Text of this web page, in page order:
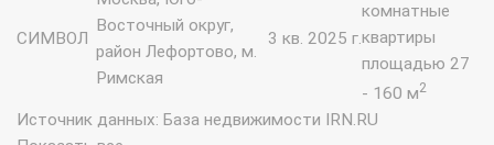
СИМВОЛ
Восточный округ,
район Лефортово, м.
Римская
3 кв. 2025 г.
комнатные
квартиры
площадью 27
- 160 м2
Источник данных: База недвижимости IRN.RU